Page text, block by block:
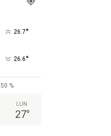
26.7°
26.6°
50 %
LUN
27°